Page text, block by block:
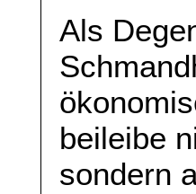
Als
beileibe
sondern